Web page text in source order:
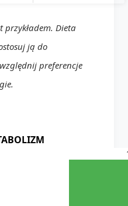
przykładem. Dieta
ją do
preferencje